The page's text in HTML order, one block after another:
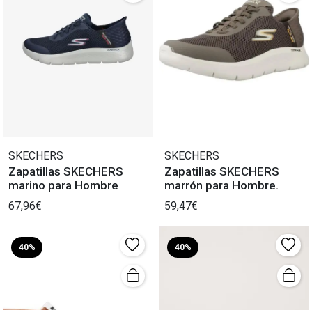
SKECHERS
Zapatillas SKECHERS
marino para Hombre
67,96€
SKECHERS
Zapatillas SKECHERS
marrón para Hombre.
59,47€
40% 40%